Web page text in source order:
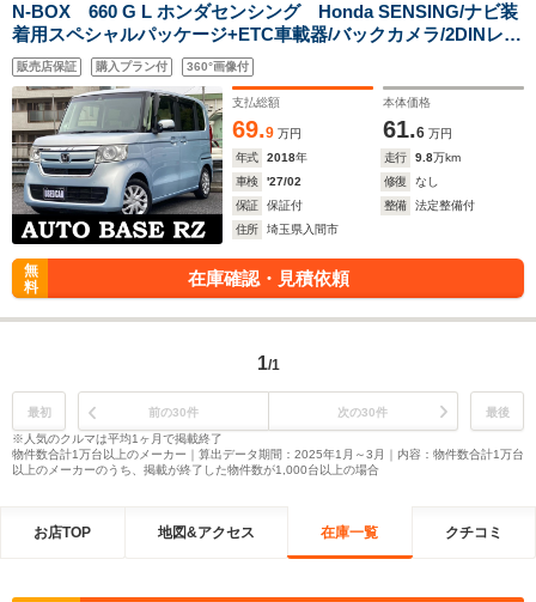
N-BOX 660 G L ホンダセンシング Honda SENSING/ナビ装
着用スペシャルパッケージ+ETC車載器/バックカメラ/2DINレシ
ーバー(DDX6170)スマートキー/Pスタート/ロールサンシェード/
シートリフター/フルLEDヘッドライト/360°スーパーUV・IRカ
ット
販売店保証 購入プラン付 360°画像付
支払総額
69.9 万円
本体価格
61.6 万円
年式
2018年 走行 9.8万km
車検
'27/02 修復
なし
保証
保証付 整備
法定整備付
住所
埼玉県入間市
無
料
在庫確認・見積依頼
1/1
最初 前の30件 次の30件
最後
※人気のクルマは平均1ヶ月で掲載終了
物件数合計1万台以上のメーカー｜算出データ期間：2025年1月～3月｜内容：物件数合計1万台
以上のメーカーのうち、掲載が終了した物件数が1,000台以上の場合
お店TOP 地図&アクセス 在庫一覧 クチコミ